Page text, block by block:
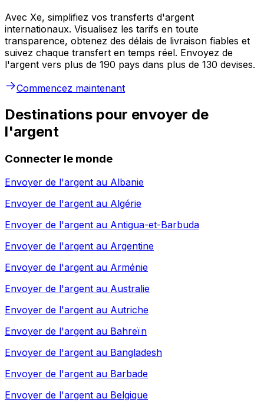
Avec Xe, simplifiez vos transferts d'argent
internationaux. Visualisez les tarifs en toute
transparence, obtenez des délais de livraison fiables et
suivez chaque transfert en temps réel. Envoyez de
l'argent vers plus de 190 pays dans plus de 130 devises.
Commencez maintenant
Destinations pour envoyer de
l'argent
Connecter le monde
Envoyer de l'argent au Albanie
Envoyer de l'argent au Algérie
Envoyer de l'argent au Antigua-et-Barbuda
Envoyer de l'argent au Argentine
Envoyer de l'argent au Arménie
Envoyer de l'argent au Australie
Envoyer de l'argent au Autriche
Envoyer de l'argent au Bahreïn
Envoyer de l'argent au Bangladesh
Envoyer de l'argent au Barbade
Envoyer de l'argent au Belgique